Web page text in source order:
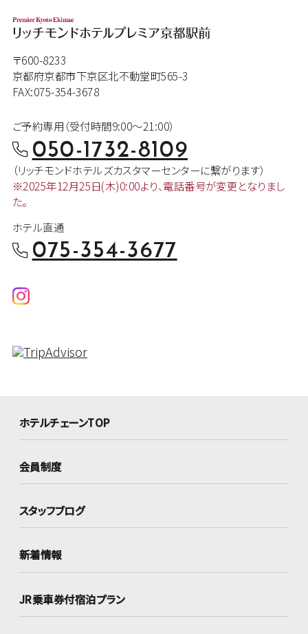
〒600-8233
京都府京都市下京区北不動堂町565-3
FAX:075-354-3678
ご予約専用（受付時間9:00～21:00）
050-1732-8109
（リッチモンドホテルズカスタマーセンターに繋がります）
※2025年12月25日(木)0:00より、電話番号が変更となりまし
た。
ホテル直通
075-354-3677
ホテルチェーンTOP
会員制度
スタッフブログ
新着情報
JR乗車券付宿泊プラン